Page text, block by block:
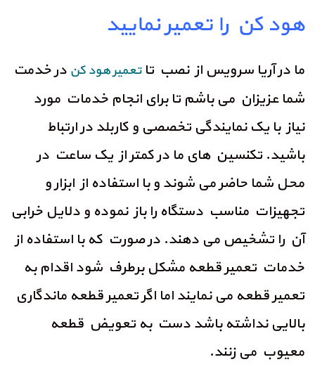
هود کن را تعمیر نمایید
ما در آریا سرویس از نصب تاتعمیر هود کن در خدمت
شما عزیزان می باشم تا برای انجام خدمات مورد
نیاز با یک نمایندگی تخصصی و کاربلد در ارتباط
باشید. تکنسین های ما در کمتر از یک ساعت در
محل شما حاضر می شوند و با استفاده از ابزار و
تجهیزات مناسب دستگاه را باز نموده و دلایل خرابی
آن را تشخیص می دهند. در صورت که با استفاده از
خدمات تعمیر قطعه مشکل برطرف شود اقدام به
تعمیر قطعه می نمایند اما اگر تعمیر قطعه ماندگاری
بالایی نداشته باشد دست به تعویض قطعه
معیوب می زنند.